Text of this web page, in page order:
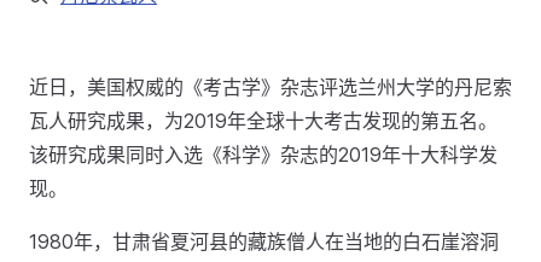
近日，美国权威的《考古学》杂志评选兰州大学的丹尼索
瓦人研究成果，为2019年全球十大考古发现的第五名。
该研究成果同时入选《科学》杂志的2019年十大科学发
现。
1980年，甘肃省夏河县的藏族僧人在当地的白石崖溶洞